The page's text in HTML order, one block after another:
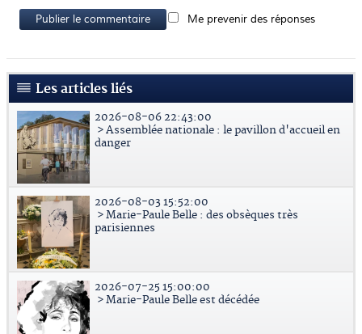
Publier le commentaire Me prevenir des réponses
Les articles liés
2026-08-06 22:43:00
> Assemblée nationale : le pavillon d'accueil en
danger
2026-08-03 15:52:00
> Marie-Paule Belle : des obsèques très
parisiennes
2026-07-25 15:00:00
> Marie-Paule Belle est décédée